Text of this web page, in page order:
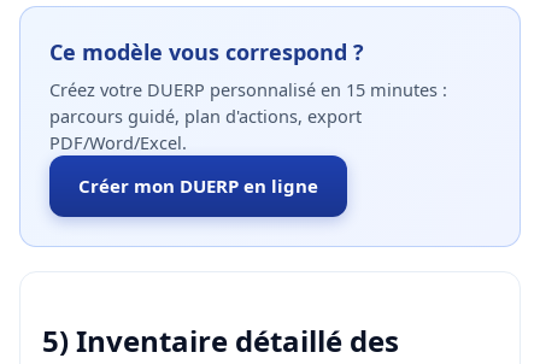
Ce modèle vous correspond ?
Créez votre DUERP personnalisé en 15 minutes :
parcours guidé, plan d'actions, export
PDF/Word/Excel.
Créer mon DUERP en ligne
5) Inventaire détaillé des